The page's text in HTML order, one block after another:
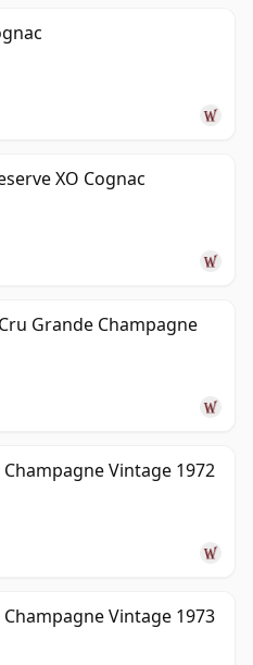
XO Cognac
Grande Champagne
Vintage 1972
Vintage 1973